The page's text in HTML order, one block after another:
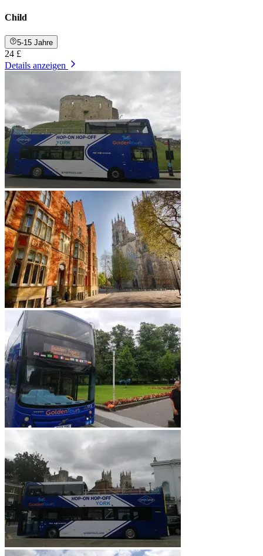
Child
5-15 Jahre
24 £
Details anzeigen